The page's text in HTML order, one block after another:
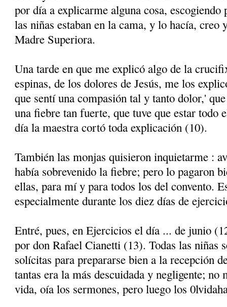
por día a explicarme alguna cosa, escogiendo
las niñas estaban en la cama, y lo hacía, creo
Madre Superiora.
Una tarde en que me explicó algo de la
espinas, de los dolores de Jesús, me los
que sentí una compasión tal y tanto dolor,'
una fiebre tan fuerte, que tuve que estar todo
día la maestra cortó toda expli­cación (10).
También las monjas quisieron inquietarme :
había sobrevenido la fiebre; pero lo pagaron
ellas, para mí y para todos los del convento.
especialmente durante los diez días de
Entré, pues, en Ejercicios el día ... de junio
por don Rafael Cianetti (13). Todas las niñas
solícitas para prepararse bien a la recepción
tantas era la más descuidada y negligente; no
vida, oía los sermones, pero luego los